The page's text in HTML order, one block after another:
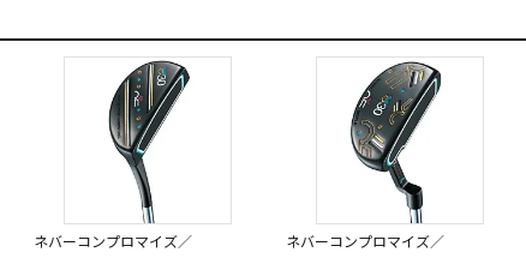
ネバーコンプロマイズ／ ネバーコンプロマイズ／